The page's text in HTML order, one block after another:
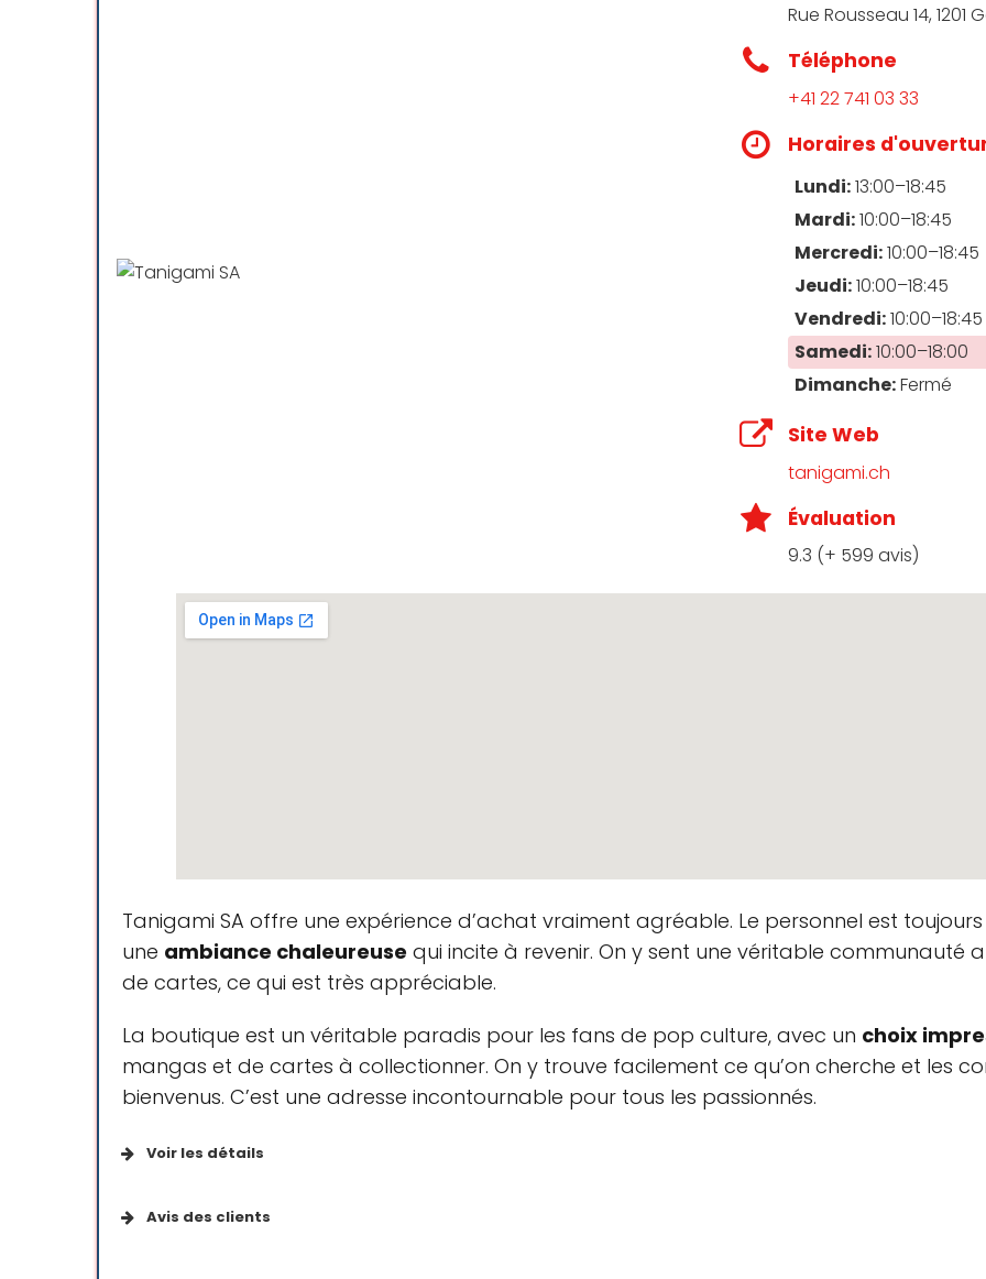
Rue Rousseau 14, 1201
Téléphone
+41 22 741 03 33
Horaires
Lundi:13:00–18:45
Mardi:10:00–18:45
Mercredi:10:00–18:45
Jeudi:10:00–18:45
Vendredi:10:00–18:45
Samedi:10:00–18:00
Dimanche:Fermé
Site Web
tanigami.ch
Évaluation
9.3 (+ 599 avis)
Tanigami SA offre une expérience d’achat vraiment agréable. Le personnel est
une ambiance chaleureuse qui incite à revenir. On y sent une véritable communauté
de cartes, ce qui est très appréciable.
La boutique est un véritable paradis pour les fans de pop culture, avec un choix
mangas et de cartes à collectionner. On y trouve facilement ce qu’on cherche et les
bienvenus. C’est une adresse incontournable pour tous les passionnés.
Voir les détails
Avis des clients